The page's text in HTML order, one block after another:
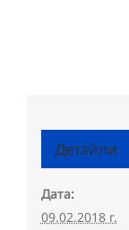
Детайли
Дата:
09.02.2018 г.